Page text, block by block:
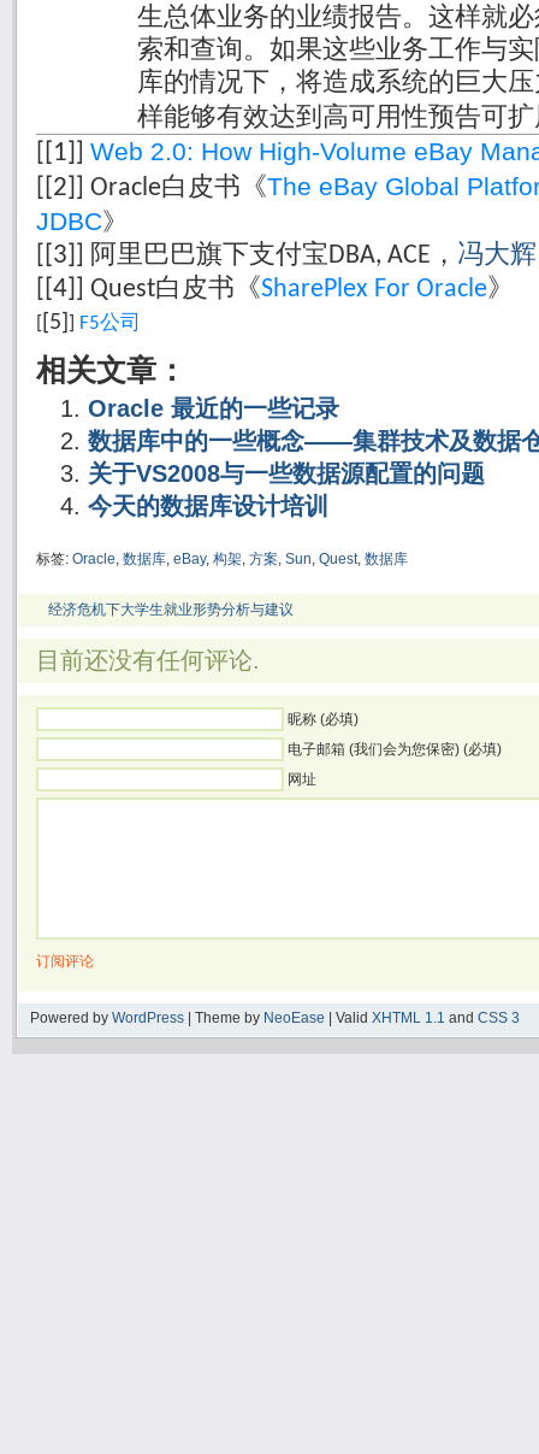
生总体业务的业绩报告。这样就
索和查询。如果这些业务工作与
库的情况下，将造成系统的巨大
样能够有效达到高可用性预告可
[1] Web 2.0: How High-Volume eBay
[2] ] Oracle白皮书《The eBay Global
JDBC》
[3] 阿里巴巴旗下支付宝 DBA, ACE ， 冯大辉
[4] ] Quest白皮书《SharePlex For Oracle》
[ [5] ] F5公司
相关文章：
Oracle 最近的一些记录
数据库中的一些概念——集群技术及数据
关于VS2008与一些数据源配置的问题
今天的数据库设计培训
标签: Oracle, 数据库, eBay, 构架, 方案, Sun, Quest, 数据库
经济危机下大学生就业形势分析与建议
目前还没有任何评论.
昵称 (必填)
电子邮箱 (我们会为您保密) (必填)
网址
订阅评论
Powered by WordPress | Theme by NeoEase | Valid XHTML 1.1 and CSS 3